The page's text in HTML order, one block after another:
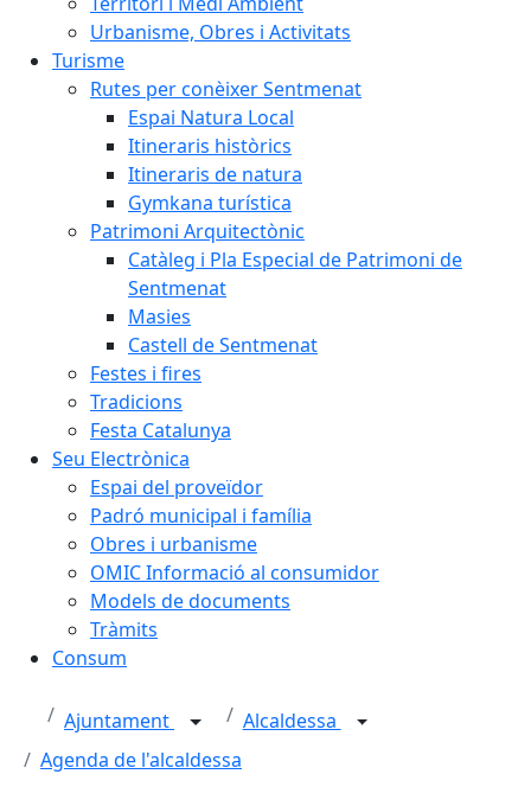
Urbanisme, Obres i Activitats
Turisme
Rutes per conèixer Sentmenat
Espai Natura Local
Itineraris històrics
Itineraris de natura
Gymkana turística
Patrimoni Arquitectònic
Catàleg i Pla Especial de Patrimoni de
Sentmenat
Masies
Castell de Sentmenat
Festes i fires
Tradicions
Festa Catalunya
Seu Electrònica
Espai del proveïdor
Padró municipal i família
Obres i urbanisme
OMIC Informació al consumidor
Models de documents
Tràmits
Consum
Ajuntament
Alcaldessa
Agenda de l'alcaldessa